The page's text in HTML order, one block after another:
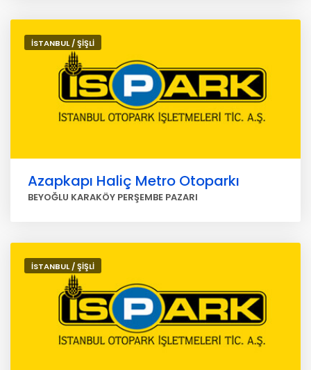
İSTANBUL / ŞİŞLİ
Azapkapı Haliç Metro Otoparkı
BEYOĞLU KARAKÖY PERŞEMBE PAZARI
İSTANBUL / ŞİŞLİ